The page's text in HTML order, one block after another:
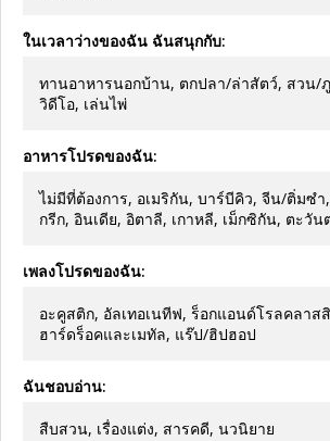
ในเวลาว่างของฉัน ฉันสนุกกับ:
ทานอาหารนอกบ้าน, ตกปลา/ล่าสัตว์, สวน/
วิดีโอ, เล่นไพ่
อาหารโปรดของฉัน:
ไม่มีที่ต้องการ, อเมริกัน, บาร์บีคิว, จีน/ติ่มซ
กรีก, อินเดีย, อิตาลี, เกาหลี, เม็กซิกัน, ตะวัน
เพลงโปรดของฉัน:
อะคูสติก, อัลเทอเนทีฟ, ร็อกแอนด์โรลคลาส
ฮาร์ดร็อคและเมทัล, แร๊ป/ฮิปฮอป
ฉันชอบอ่าน:
สืบสวน, เรื่องแต่ง, สารคดี, นวนิยาย